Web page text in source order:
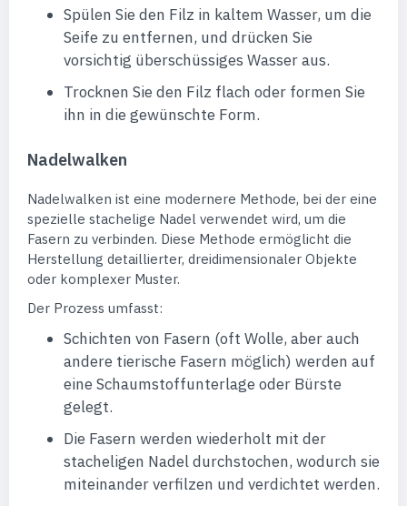
Spülen Sie den Filz in kaltem Wasser, um die
Seife zu entfernen, und drücken Sie
vorsichtig überschüssiges Wasser aus.
Trocknen Sie den Filz flach oder formen Sie
ihn in die gewünschte Form.
Nadelwalken
Nadelwalken ist eine modernere Methode, bei der eine
spezielle stachelige Nadel verwendet wird, um die
Fasern zu verbinden. Diese Methode ermöglicht die
Herstellung detaillierter, dreidimensionaler Objekte
oder komplexer Muster.
Der Prozess umfasst:
Schichten von Fasern (oft Wolle, aber auch
andere tierische Fasern möglich) werden auf
eine Schaumstoffunterlage oder Bürste
gelegt.
Die Fasern werden wiederholt mit der
stacheligen Nadel durchstochen, wodurch sie
miteinander verfilzen und verdichtet werden.